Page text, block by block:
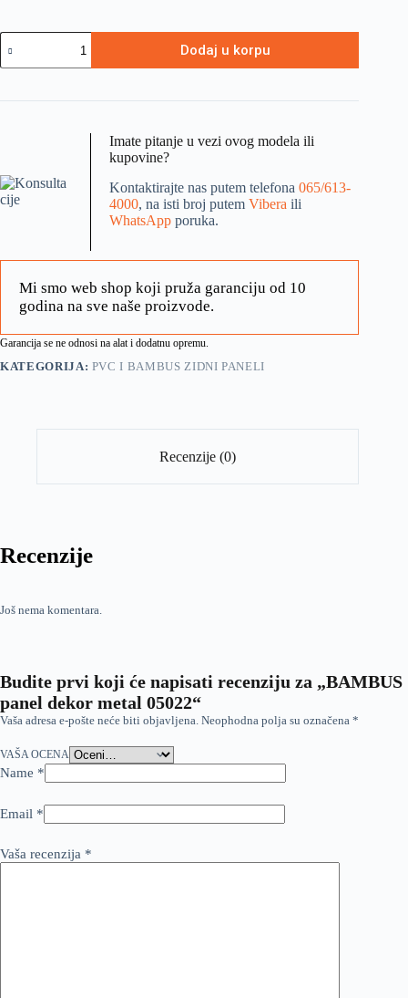
Dodaj u korpu
Imate pitanje u vezi ovog modela ili
kupovine?
Kontaktirajte nas putem telefona 065/613-
4000, na isti broj putem Vibera ili
WhatsApp poruka.
Mi smo web shop koji pruža garanciju od 10
godina na sve naše proizvode.
Garancija se ne odnosi na alat i dodatnu opremu.
KATEGORIJA: PVC I BAMBUS ZIDNI PANELI
Recenzije (0)
Recenzije
Još nema komentara.
Budite prvi koji će napisati recenziju za „BAMBUS
panel dekor metal 05022“
Vaša adresa e-pošte neće biti objavljena. Neophodna polja su označena *
VAŠA OCENA
Name *
Email *
Vaša recenzija *